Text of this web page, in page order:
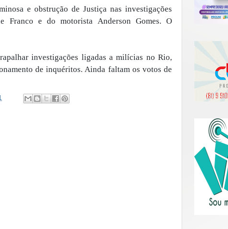
e obstrução de Justiça nas investigações
Franco e do motorista Anderson Gomes. O
investigações ligadas a milícias no Rio,
de inquéritos. Ainda faltam os votos de